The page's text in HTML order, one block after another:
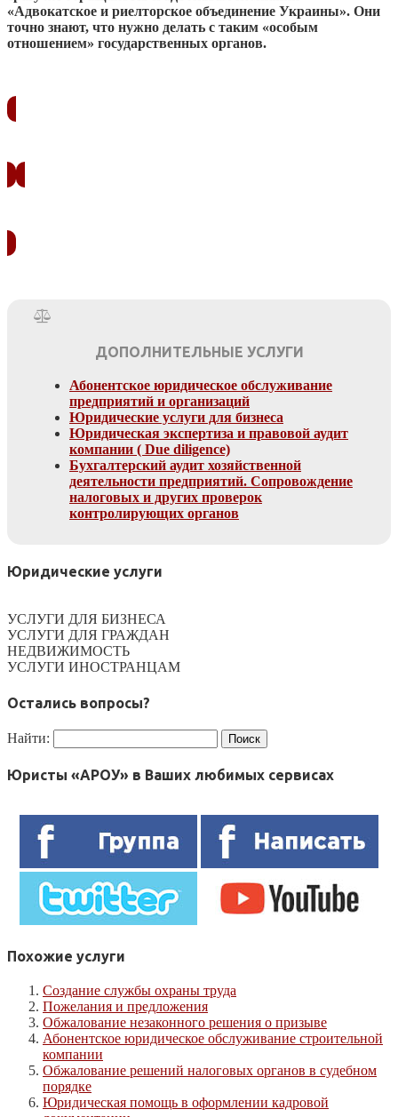
«Адвокатское и риелторское объединение Украины». Они
точно знают, что нужно делать с таким «особым
отношением» государственных органов.
ДОПОЛНИТЕЛЬНЫЕ УСЛУГИ
Абонентское юридическое обслуживание
предприятий и организаций
Юридические услуги для бизнеса
Юридическая экспертиза и правовой аудит
компании ( Due diligence)
Бухгалтерский аудит хозяйственной
деятельности предприятий. Сопровождение
налоговых и других проверок
контролирующих органов
Юридические услуги
УСЛУГИ ДЛЯ БИЗНЕСА
УСЛУГИ ДЛЯ ГРАЖДАН
НЕДВИЖИМОСТЬ
УСЛУГИ ИНОСТРАНЦАМ
Остались вопросы?
Найти:
Юристы «АРОУ» в Ваших любимых сервисах
Похожие услуги
Создание службы охраны труда
Пожелания и предложения
Обжалование незаконного решения о призыве
Абонентское юридическое обслуживание строительной
компании
Обжалование решений налоговых органов в судебном
порядке
Юридическая помощь в оформлении кадровой